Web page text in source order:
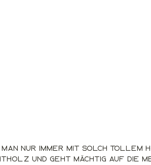
man nur immer mit solch
und geht mächtig auf die